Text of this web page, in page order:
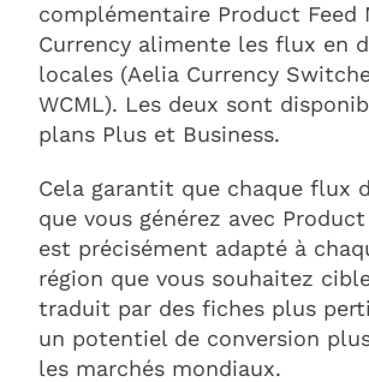
complémentaire Product Feed
Currency alimente les flux en
locales (Aelia Currency
WCML). Les deux sont
plans Plus et Business.
Cela garantit que chaque flux
que vous générez avec
est précisément adapté à
région que vous souhaitez
traduit par des fiches plus
un potentiel de conversion
les marchés mondiaux.